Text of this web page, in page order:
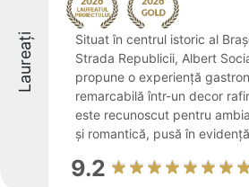
Laureați
Situat în centrul istoric al
Strada Republicii, Albert
propune o experiență
remarcabilă într-un decor
este recunoscut pentru
și romantică, pusă în
9.2